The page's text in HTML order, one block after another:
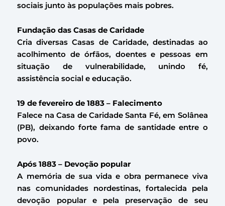
sociais junto às populações mais pobres.
Fundação das Casas de Caridade
Cria diversas Casas de Caridade, destinadas ao
acolhimento de órfãos, doentes e pessoas em
situação de vulnerabilidade, unindo fé,
assistência social e educação.
19 de fevereiro de 1883 – Falecimento
Falece na Casa de Caridade Santa Fé, em Solânea
(PB), deixando forte fama de santidade entre o
povo.
Após 1883 – Devoção popular
A memória de sua vida e obra permanece viva
nas comunidades nordestinas, fortalecida pela
devoção popular e pela preservação de seu